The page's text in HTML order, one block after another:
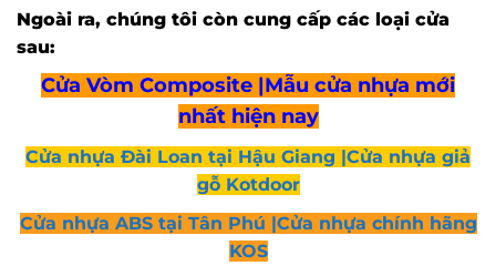
Ngoài ra, chúng tôi còn cung cấp các loại cửa
sau:
Cửa Vòm Composite |Mẫu cửa nhựa mới
nhất hiện nay
Cửa nhựa Đài Loan tại Hậu Giang |Cửa nhựa giả
gỗ Kotdoor
Cửa nhựa ABS tại Tân Phú |Cửa nhựa chính hãng
KOS